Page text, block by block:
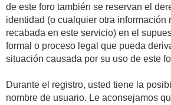
de este foro también se reservan el
identidad (o cualquier otra información
recabada en este servicio) en el
formal o proceso legal que pueda
situación causada por su uso de este
Durante el registro, usted tiene la
nombre de usuario. Le aconsejamos